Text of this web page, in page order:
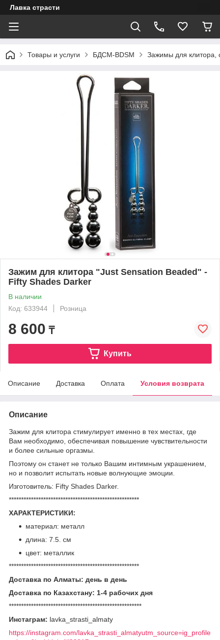
Лавка страсти
Товары и услуги БДСМ-BDSM Зажимы для клитора,
Зажим для клитора "Just Sensation Beaded" -
Fifty Shades Darker
В наличии
Код: 633944
Розница
8 600 ₸
Купить
Описание Доставка Оплата Условия возврата
Описание
Зажим для клитора стимулирует именно в тех местах, где
Вам необходимо, обеспечивая повышение чувствительности
и более сильные оргазмы.
Поэтому он станет не только Вашим интимным украшением,
но и позволит испытать новые волнующие эмоции.
Изготовитель: Fifty Shades Darker.
*****************************************************
ХАРАКТЕРИСТИКИ:
материал: металл
длина: 7.5. см
цвет: металлик
*****************************************************
Доставка по Алматы: день в день
Доставка по Казахстану: 1-4 рабочих дня
******************************************************
Инстаграм: lavka_strasti_almaty
https://instagram.com/lavka_strasti_almatyutm_source=ig_profile